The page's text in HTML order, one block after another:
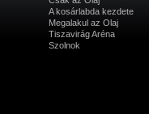
A kosárlabda kezdete
Megalakul az Olaj
Tiszavirág Aréna
Szolnok